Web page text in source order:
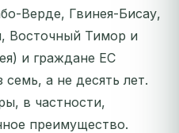
Верде, Гвинея-Бисау,
Восточный Тимор и
и граждане ЕС
семь, а не десять лет.
в частности,
преимущество.